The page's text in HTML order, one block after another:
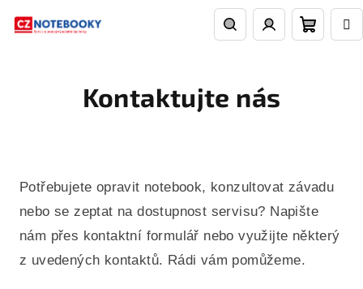
Kontaktujte nás
Potřebujete opravit notebook, konzultovat závadu
nebo se zeptat na dostupnost servisu? Napište
nám přes kontaktní formulář nebo využijte některý
z uvedených kontaktů. Rádi vám pomůžeme.